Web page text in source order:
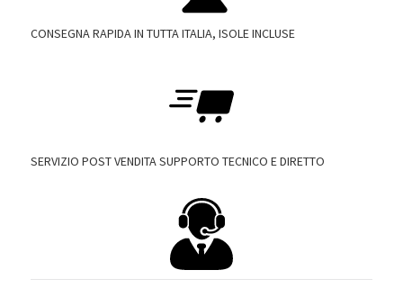
CONSEGNA RAPIDA IN TUTTA ITALIA, ISOLE INCLUSE
SERVIZIO POST VENDITA SUPPORTO TECNICO E DIRETTO